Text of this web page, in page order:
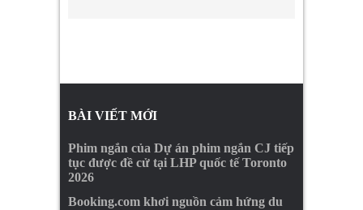
BÀI VIẾT MỚI
Phim ngắn của Dự án phim ngắn CJ tiếp
tục được đề cử tại LHP quốc tế Toronto
2026
Booking.com khơi nguồn cảm hứng du